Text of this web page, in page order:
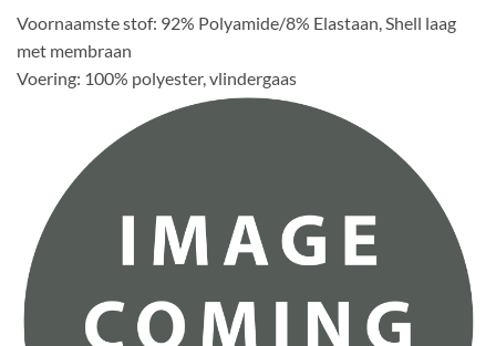
Voornaamste stof: 92% Polyamide/8% Elastaan, Shell laag
met membraan
Voering: 100% polyester, vlindergaas